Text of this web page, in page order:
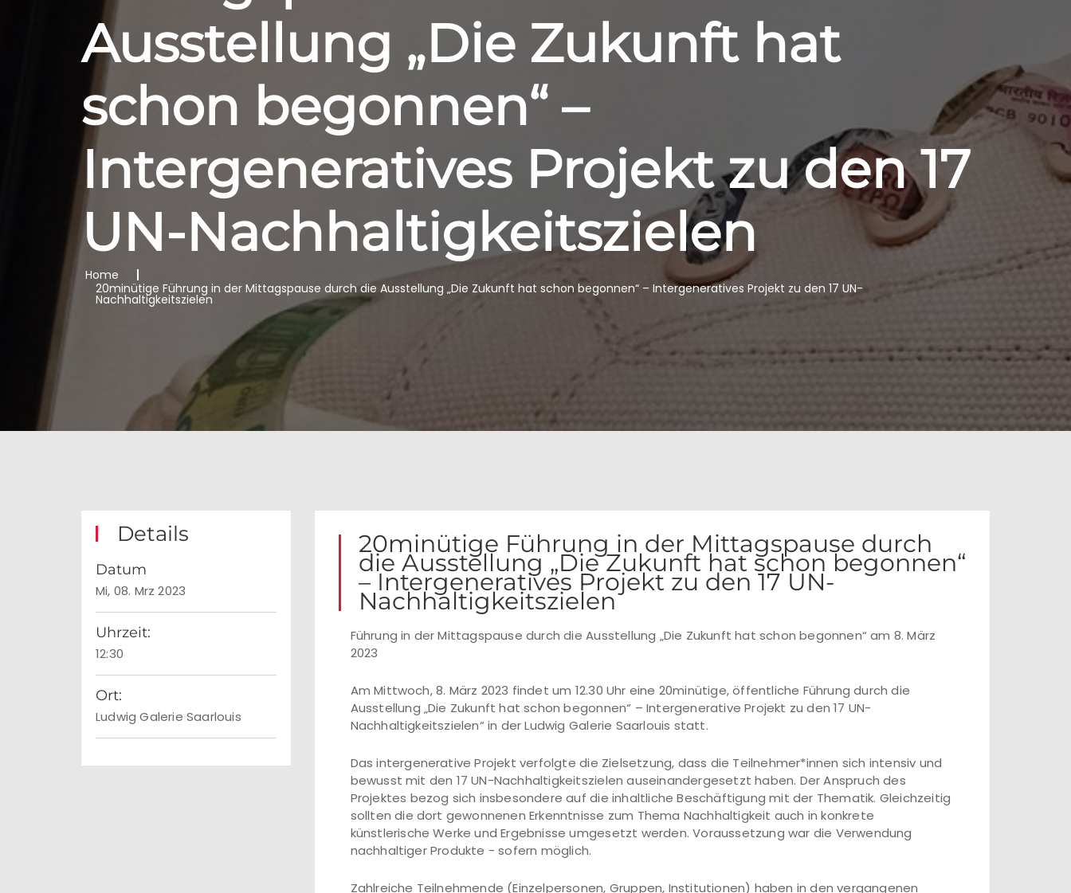
Ausstellung „Die Zukunft hat
schon begonnen“ –
Intergeneratives Projekt zu den 17
UN-Nachhaltigkeitszielen
Home
20minütige Führung in der Mittagspause durch die Ausstellung „Die Zukunft hat schon begonnen“ – Intergeneratives Projekt zu den 17 UN-
Nachhaltigkeitszielen
Details
Datum
Mi, 08. Mrz 2023
Uhrzeit:
12:30
Ort:
Ludwig Galerie Saarlouis
20minütige Führung in der Mittagspause durch
die Ausstellung „Die Zukunft hat schon begonnen“
– Intergeneratives Projekt zu den 17 UN-
Nachhaltigkeitszielen
Führung in der Mittagspause durch die Ausstellung „Die Zukunft hat schon begonnen“ am 8. März
2023
Am Mittwoch, 8. März 2023 findet um 12.30 Uhr eine 20minütige, öffentliche Führung durch die
Ausstellung „Die Zukunft hat schon begonnen“ – Intergenerative Projekt zu den 17 UN-
Nachhaltigkeitszielen“ in der Ludwig Galerie Saarlouis statt.
Das intergenerative Projekt verfolgte die Zielsetzung, dass die Teilnehmer*innen sich intensiv und
bewusst mit den 17 UN-Nachhaltigkeitszielen auseinandergesetzt haben. Der Anspruch des
Projektes bezog sich insbesondere auf die inhaltliche Beschäftigung mit der Thematik. Gleichzeitig
sollten die dort gewonnenen Erkenntnisse zum Thema Nachhaltigkeit auch in konkrete
künstlerische Werke und Ergebnisse umgesetzt werden. Voraussetzung war die Verwendung
nachhaltiger Produkte - sofern möglich.
Zahlreiche Teilnehmende (Einzelpersonen, Gruppen, Institutionen) haben in den vergangenen